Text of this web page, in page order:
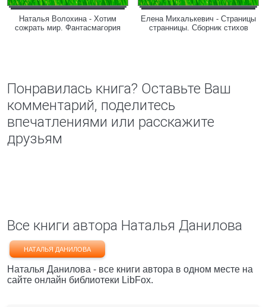
Наталья Волохина - Хотим
сожрать мир. Фантасмагория
Елена Михалькевич - Страницы
странницы. Сборник стихов
Понравилась книга? Оставьте Ваш
комментарий, поделитесь
впечатлениями или расскажите
друзьям
Все книги автора Наталья Данилова
НАТАЛЬЯ ДАНИЛОВА
Наталья Данилова - все книги автора в одном месте на
сайте онлайн библиотеки LibFox.